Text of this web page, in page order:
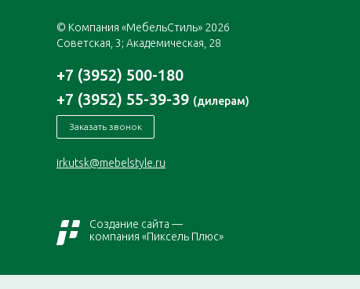
© Компания «МебельСтиль» 2026
Советская, 3; Академическая, 28
+7 (3952) 500-180
+7 (3952) 55-39-39 (дилерам)
Заказать звонок
irkutsk@mebelstyle.ru
Создание сайта —
компания «Пиксель Плюс»